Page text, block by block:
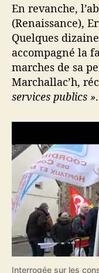
En revanche,
(Renaissance),
Quelques
accompagné la
marches de sa
Marchallac’h,
services publics ».
Interrogée sur les